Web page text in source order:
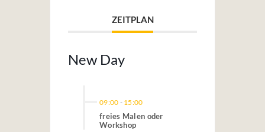
ZEITPLAN
New Day
09:00 - 15:00
freies Malen oder
Workshop